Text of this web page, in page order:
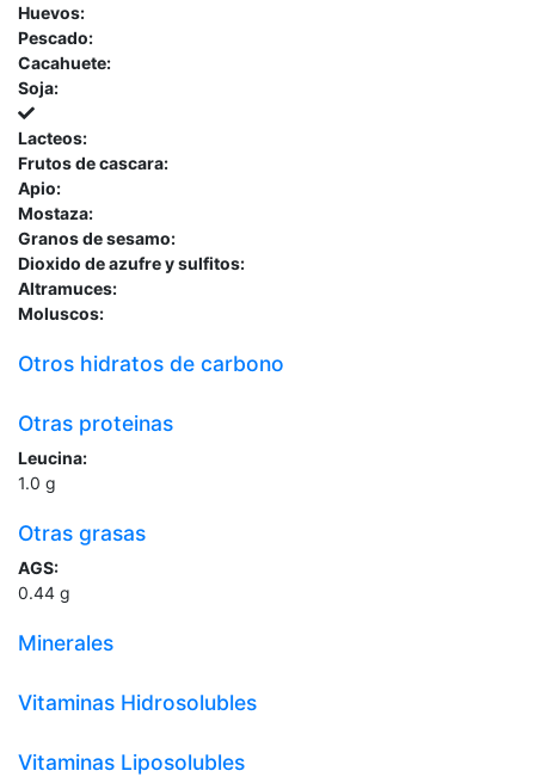
Huevos:
Pescado:
Cacahuete:
Soja:
Lacteos:
Frutos de cascara:
Apio:
Mostaza:
Granos de sesamo:
Dioxido de azufre y sulfitos:
Altramuces:
Moluscos:
Otros hidratos de carbono
Otras proteinas
Leucina:
1.0 g
Otras grasas
AGS:
0.44 g
Minerales
Vitaminas Hidrosolubles
Vitaminas Liposolubles